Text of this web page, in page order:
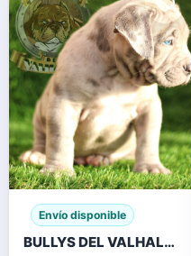
Envío disponible
BULLYS DEL VALHALLA KENNELS